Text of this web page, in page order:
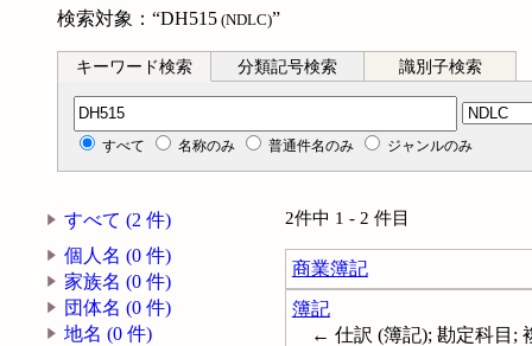
検索対象：“DH515 (NDLC)”
キーワード検索 分類記号検索 識別子検索
分類記号検索
すべて 名称のみ 普通件名のみ ジャンルのみ
すべて (2 件)
個人名 (0 件)
家族名 (0 件)
団体名 (0 件)
地名 (0 件)
2件中 1 - 2 件目
商業簿記
簿記
← 仕訳 (簿記); 勘定科目;